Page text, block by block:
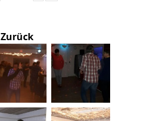
Zurück